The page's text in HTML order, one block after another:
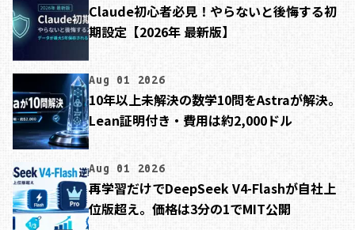
Claude初心者必見！やらないと後悔する初
期設定【2026年 最新版】
Aug 01 2026
10年以上未解決の数学10問をAstraが解決。
Lean証明付き・費用は約2,000ドル
Aug 01 2026
再学習だけでDeepSeek V4-Flashが自社上
位版超え。価格は3分の1でMIT公開